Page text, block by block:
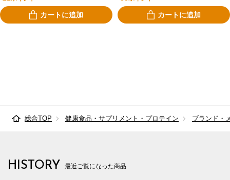
マルイ物産 万田酵素
メイクトモロー 森下仁丹
カートに追加 カートに追加
総合TOP 健康食品・サプリメント・プロテイン ブランド・
HISTORY 最近ご覧になった商品